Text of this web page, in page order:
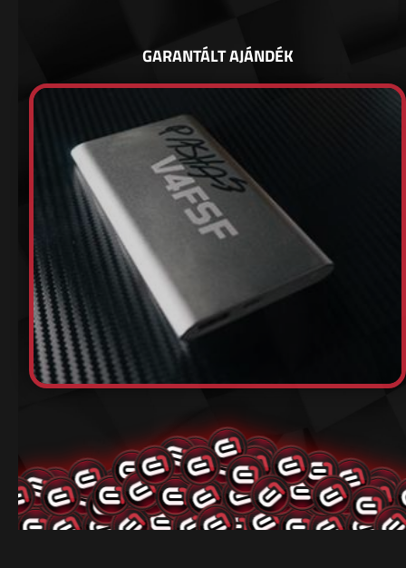
GARANTÁLT AJÁNDÉK